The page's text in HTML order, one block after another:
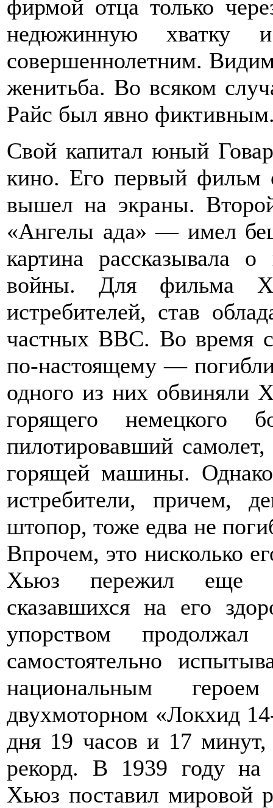
фирмой отца только
недюжинную хватку
совершеннолетним.
женитьба. Во всяком
Райс был явно
Свой капитал юный
кино. Его первый фильм
вышел на экраны.
«Ангелы ада» — имел
картина рассказывала
войны. Для фильма
истребителей, став
частных ВВС. Во время
по-настоящему —
одного из них обвиняли
горящего немецкого
пилотировавший
горящей машины.
истребители, причем,
штопор, тоже едва не
Впрочем, это нисколько
Хьюз пережил еще
сказавшихся на его
упорством
самостоятельно
национальным
двухмоторном «Локхид
дня 19 часов и 17
рекорд. В 1939 году на
Хьюз поставил мировой